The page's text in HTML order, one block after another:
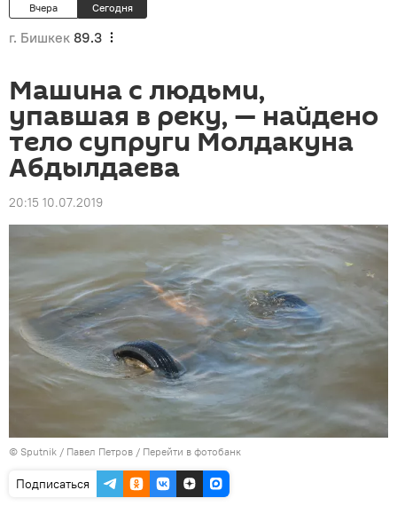
Вчера Сегодня
г. Бишкек 89.3
Машина с людьми,
упавшая в реку, — найдено
тело супруги Молдакуна
Абдылдаева
20:15 10.07.2019
© Sputnik / Павел Петров / Перейти в фотобанк
Подписаться